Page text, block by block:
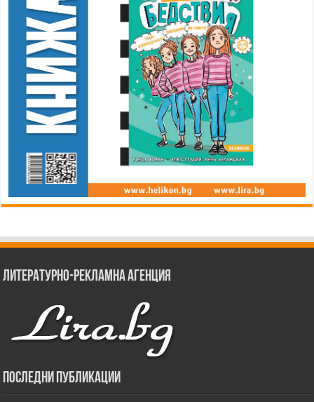
Литературно-рекламна агенция
Последни публикации